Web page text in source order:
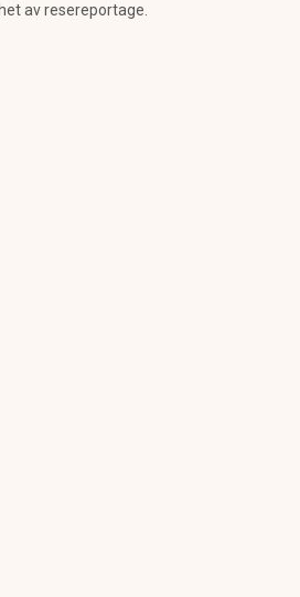
av resereportage.